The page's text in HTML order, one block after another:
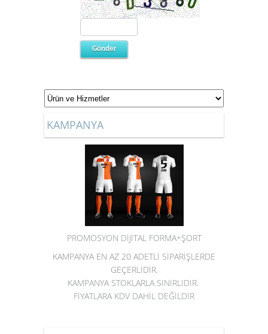
KAMPANYA
PROMOSYON DİJİTAL FORMA+ŞORT
KAMPANYA EN AZ 20 ADETLİ SİPARİŞLERDE
GEÇERLİDİR.
KAMPANYA STOKLARLA SINIRLIDIR.
FİYATLARA KDV DAHİL DEĞİLDİR